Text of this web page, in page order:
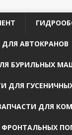
АВТОКРАНОВ
БУРИЛЬНЫХ
ДЛЯ
ДЛЯ